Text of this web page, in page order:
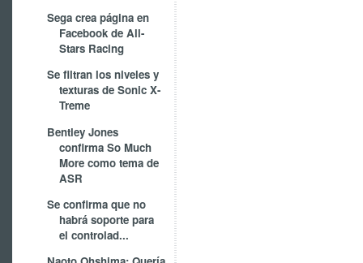
Sega crea página en
Facebook de All-
Stars Racing
Se filtran los niveles y
texturas de Sonic X-
Treme
Bentley Jones
confirma So Much
More como tema de
ASR
Se confirma que no
habrá soporte para
el controlad...